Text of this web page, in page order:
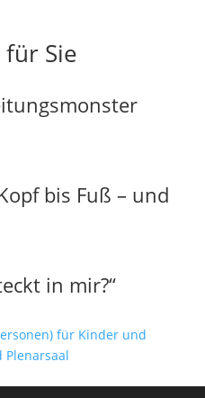
Sie
bis Fuß – und
in mir?“
für Kinder und
Plenarsaal